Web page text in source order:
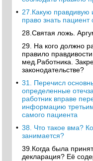
• 27.Какую
право знать пациент
28.Святая ложь.
29. На кого должно
правило
мед.Работника.
законодательстве?
• 31. Перечисл
определенные
работник вправе
информацию
самого пациента
• 38. Что такое вма?
занимается?
39.Когда была
декларация? Её